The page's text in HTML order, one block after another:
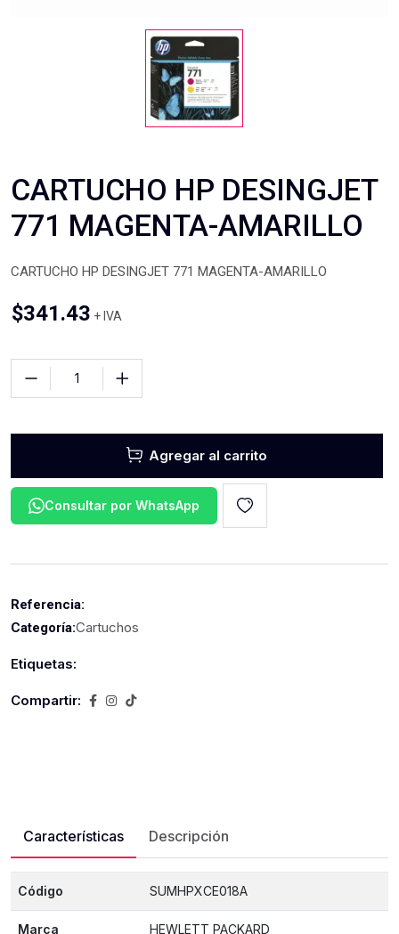
CARTUCHO HP DESINGJET
771 MAGENTA-AMARILLO
CARTUCHO HP DESINGJET 771 MAGENTA-AMARILLO
$341.43 + IVA
Agregar al carrito
Consultar por WhatsApp
Referencia:
Categoría:Cartuchos
Etiquetas:
Compartir:
Características Descripción
Código SUMHPXCE018A
Marca HEWLETT PACKARD